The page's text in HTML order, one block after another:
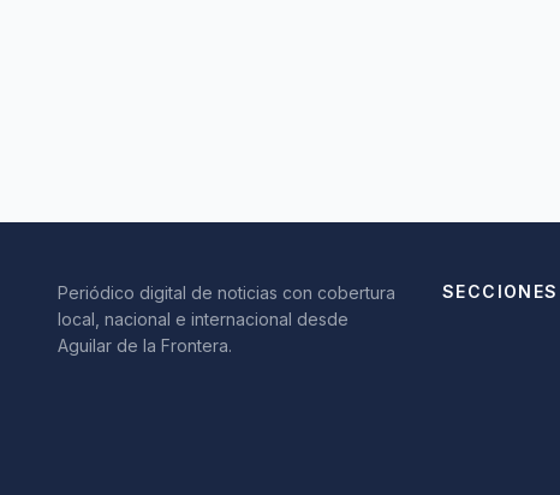
Periódico digital de noticias con cobertura
local, nacional e internacional desde
Aguilar de la Frontera.
SECCIONES